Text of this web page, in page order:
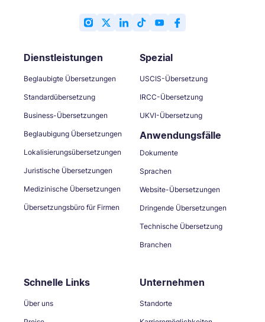
Dienstleistungen
Beglaubigte Übersetzungen
Standardübersetzung
Business-Übersetzungen
Beglaubigung Übersetzungen
Lokalisierungsübersetzungen
Juristische Übersetzungen
Medizinische Übersetzungen
Übersetzungsbüro für Firmen
Spezial
USCIS-Übersetzung
IRCC-Übersetzung
UKVI-Übersetzung
Anwendungsfälle
Dokumente
Sprachen
Website-Übersetzungen
Dringende Übersetzungen
Technische Übersetzung
Branchen
Schnelle Links
Über uns
Unternehmen
Standorte